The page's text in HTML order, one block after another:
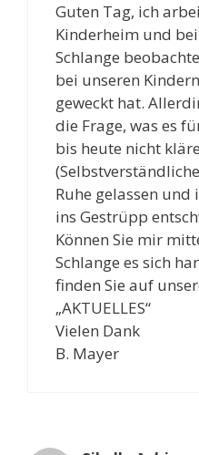
Guten Tag, ich
Kinderheim und
Schlange
bei unseren
geweckt hat.
die Frage, was es
bis heute nicht
Ruhe gelassen
ins Gestrüpp
Können Sie mir
Schlange es sich
finden Sie auf
„AKTUELLES“
Vielen Dank
B. Mayer